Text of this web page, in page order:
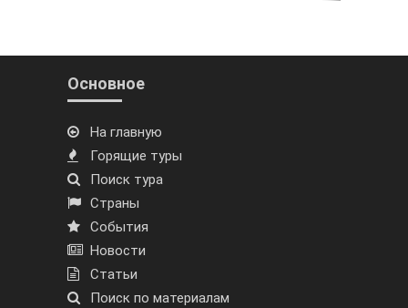
Основное
На главную
Горящие туры
Поиск тура
Страны
События
Новости
Статьи
Поиск по материалам